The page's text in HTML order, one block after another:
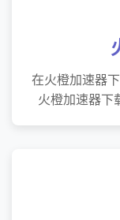
在火橙加速器
火橙加速器下